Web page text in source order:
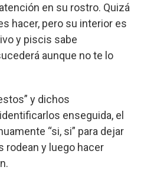
en su rostro. Quizá
hacer, pero su interior es
y piscis sabe
aunque no te lo
y dichos
enseguida, el
“si, si” para dejar
rodean y luego hacer